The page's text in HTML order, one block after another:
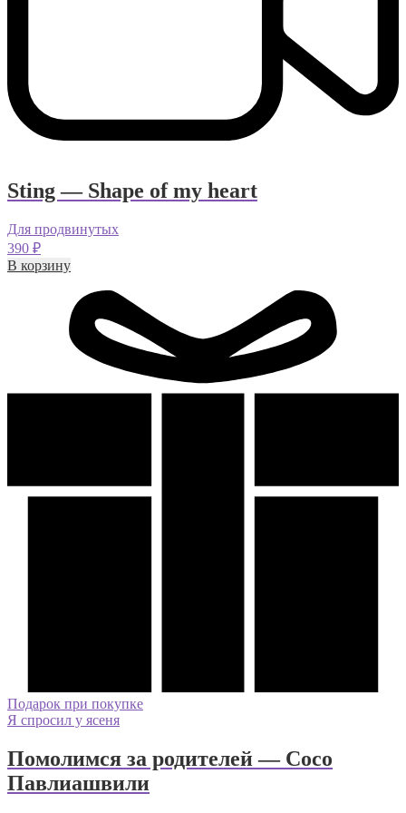
Sting — Shape of my heart
Для продвинутых
390 ₽
В корзину
Подарок при покупке
Я спросил у ясеня
Помолимся за родителей — Сосо
Павлиашвили